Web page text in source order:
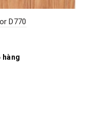
D770
hàng